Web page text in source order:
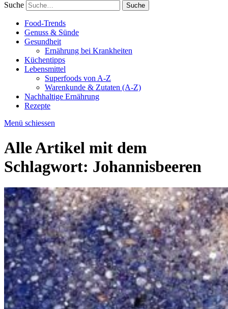
Suche
Food-Trends
Genuss & Sünde
Gesundheit
Ernährung bei Krankheiten
Küchentipps
Lebensmittel
Superfoods von A-Z
Warenkunde & Zutaten (A-Z)
Nachhaltige Ernährung
Rezepte
Menü schiessen
Alle Artikel mit dem
Schlagwort: Johannisbeeren